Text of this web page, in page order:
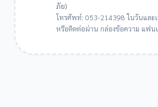
ภัย)
โทรศัพท์: 053-214398 ในวันและเ
หรือติดต่อผ่าน กล่องข้อความ แฟน